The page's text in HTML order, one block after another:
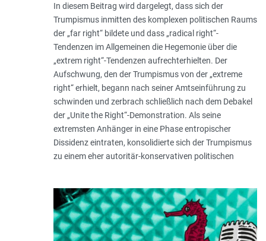
In diesem Beitrag wird dargelegt, dass sich der
Trumpismus inmitten des komplexen politischen Raums
der „far right“ bildete und dass „radical right“-
Tendenzen im Allgemeinen die Hegemonie über die
„extrem right“-Tendenzen aufrechterhielten. Der
Aufschwung, den der Trumpismus von der „extreme
right“ erhielt, begann nach seiner Amtseinführung zu
schwinden und zerbrach schließlich nach dem Debakel
der „Unite the Right“-Demonstration. Als seine
extremsten Anhänger in eine Phase entropischer
Dissidenz eintraten, konsolidierte sich der Trumpismus
zu einem eher autoritär-konservativen politischen